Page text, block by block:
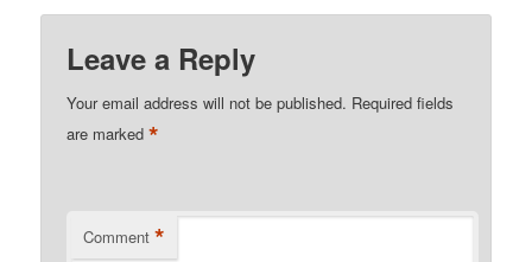
Leave a Reply
Your email address will not be published. Required fields
are marked*
Comment *